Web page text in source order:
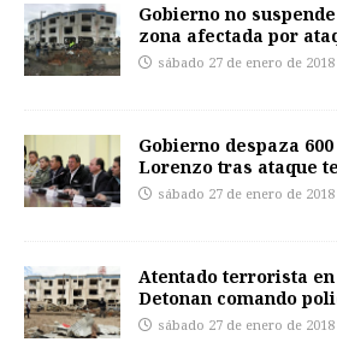
Gobierno no
zona afectada por
sábado 27 de enero de 2018
Gobierno despaza
Lorenzo tras ataque
sábado 27 de enero de 2018
Atentado terrorista
Detonan comando
sábado 27 de enero de 2018